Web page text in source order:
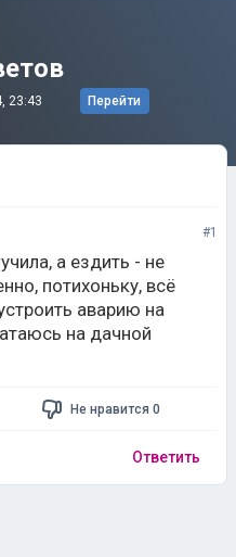
23:43 Перейти
#1
а ездить - не
потихоньку, всё
аварию на
на дачной
Не нравится 0
Ответить